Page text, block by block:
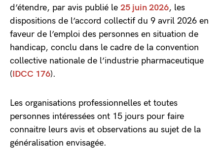
d’étendre, par avis publié le 25 juin 2026, les
dispositions de l’accord collectif du 9 avril 2026 en
faveur de l’emploi des personnes en situation de
handicap, conclu dans le cadre de la convention
collective nationale de l’industrie pharmaceutique
(IDCC 176).
Les organisations professionnelles et toutes
personnes intéressées ont 15 jours pour faire
connaitre leurs avis et observations au sujet de la
généralisation envisagée.